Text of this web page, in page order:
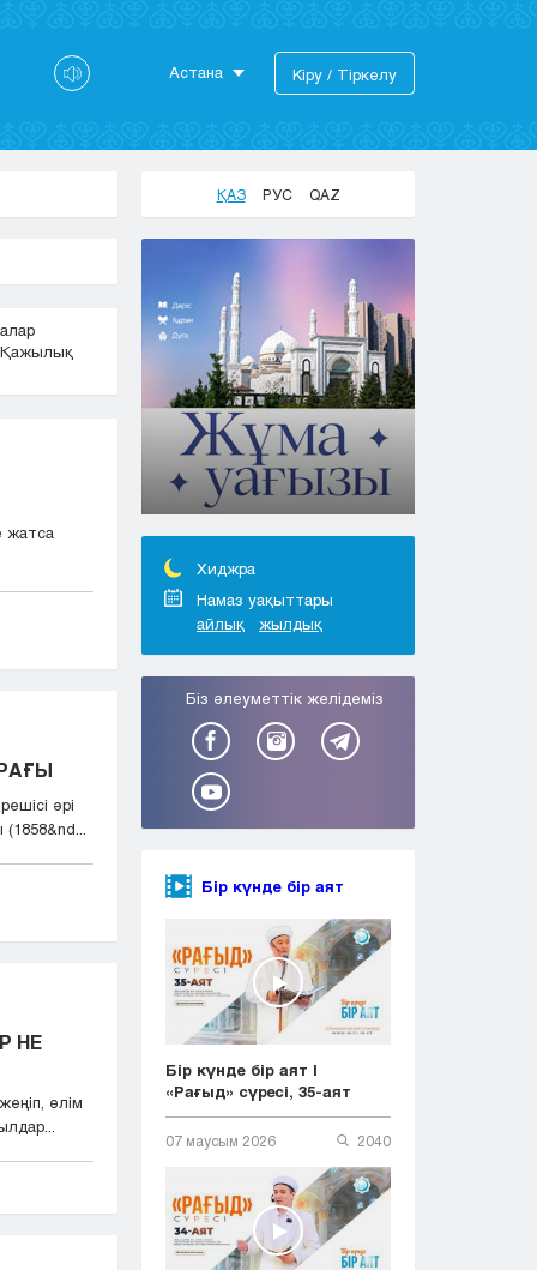
Астана
Актобе
Караганда
Кокшетау
Костанай
Кызылорда
Павлодар
Петропавловск
Семей
Талдыкорган
Тараз
Туркестан
Уральск
Усть-Каменогорск
Шымкент
Кіру / Тіркелу
ҚАЗ РУС QAZ
Қажылық
жатса
әрі
НЕ
өлім
Хиджра
Намаз уақыттары
айлық
жылдық
Біз әлеуметтік желідеміз
Бір күнде бір аят
Бір күнде бір аят |
«Рағыд» сүресі, 35-аят
07 маусым 2026 2040